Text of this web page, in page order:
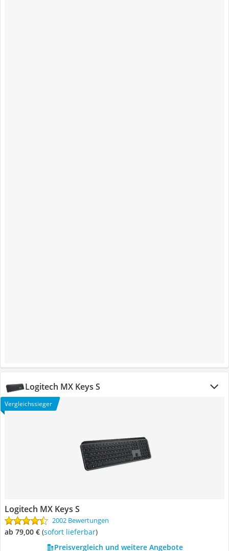
Logitech MX Keys S
Vergleichssieger
Logitech MX Keys S
2002 Bewertungen
ab 79,00 € ( Sofort lieferbar)
Preisvergleich und weitere Angebote